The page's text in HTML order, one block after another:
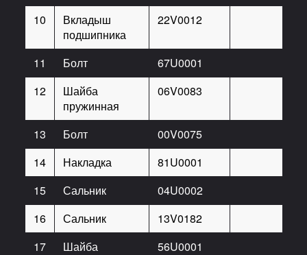
10
Вкладыш
подшипника
22V0012
11 Болт 67U0001
12
Шайба
пружинная
06V0083
13 Болт 00V0075
14
Накладка 81U0001
15
Сальник 04U0002
16
Сальник 13V0182
17
Шайба 56U0001